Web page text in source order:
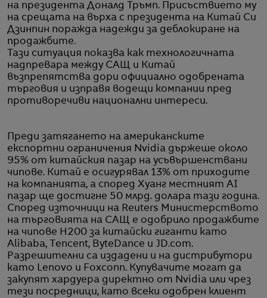
на президента Доналд Тръмп. Присъствието му
на срещата на върха с президента на Китай Си
Дзинпин поражда надежди за деблокиране на
продажбите.
Тази ситуация показва как технологичната
надпревара между САЩ и Китай
възпрепятства дори официално одобрената
търговия и изправя водещи компании пред
противоречиви национални интереси.
Преди затягането на американските
експортни ограничения Nvidia държеше около
95% от китайския пазар на усъвършенствани
чипове. Китай е осигурявал 13% от приходите
на компанията, а според Хуанг местният AI
пазар ще достигне 50 млрд. долара тази година.
Според източници на Reuters Министерството
на търговията на САЩ е одобрило продажбите
на чипове H200 за китайски гиганти като
Alibaba, Tencent, ByteDance и JD.com.
Разрешителни са издадени и на дистрибутори
като Lenovo и Foxconn. Купувачите могат да
закупят хардуера директно от Nvidia или чрез
тези посредници, като всеки одобрен клиент